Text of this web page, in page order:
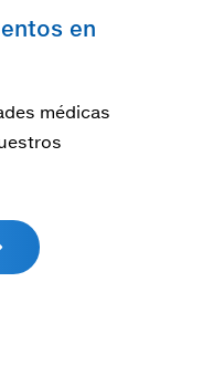
en
médicas